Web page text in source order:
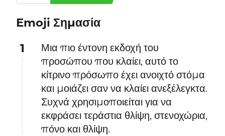
Emoji Σημασία
1
Μια πιο έντονη εκδοχή του
προσώπου που κλαίει, αυτό το
κίτρινο πρόσωπο έχει ανοιχτό στόμα
και μοιάζει σαν να κλαίει ανεξέλεγκτα.
Συχνά χρησιμοποιείται για να
εκφράσει τεράστια θλίψη, στενοχώρια,
πόνο και θλίψη.